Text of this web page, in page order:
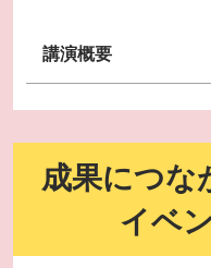
講演概要
成果につな
イベ